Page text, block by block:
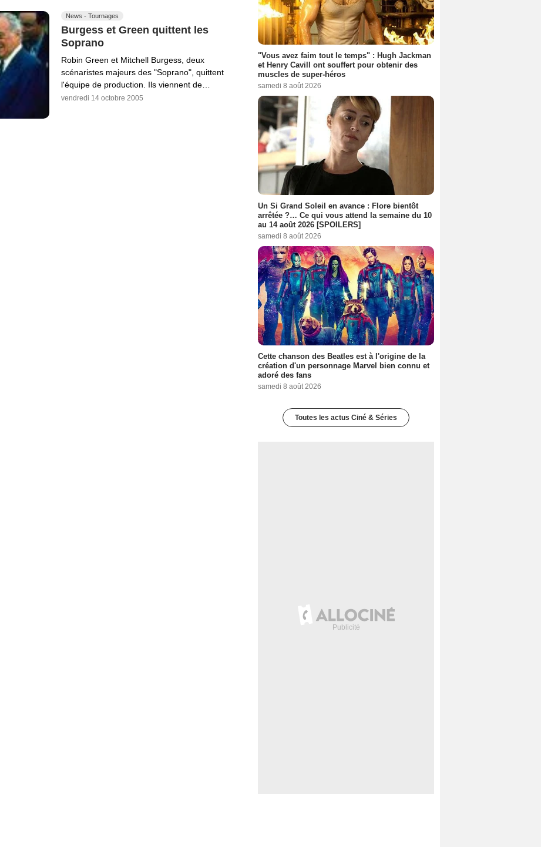
News - Tournages
Burgess et Green quittent les
Soprano
Robin Green et Mitchell Burgess, deux
scénaristes majeurs des "Soprano", quittent
l'équipe de production. Ils viennent de…
vendredi 14 octobre 2005
"Vous avez faim tout le temps" : Hugh Jackman
et Henry Cavill ont souffert pour obtenir des
muscles de super-héros
samedi 8 août 2026
Un Si Grand Soleil en avance : Flore bientôt
arrêtée ?… Ce qui vous attend la semaine du 10
au 14 août 2026 [SPOILERS]
samedi 8 août 2026
Cette chanson des Beatles est à l'origine de la
création d'un personnage Marvel bien connu et
adoré des fans
samedi 8 août 2026
Toutes les actus Ciné & Séries